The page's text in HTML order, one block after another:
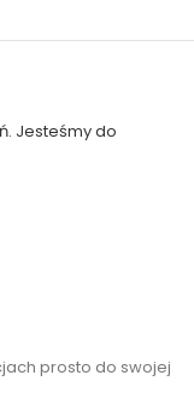
Jesteśmy do
prosto do swojej